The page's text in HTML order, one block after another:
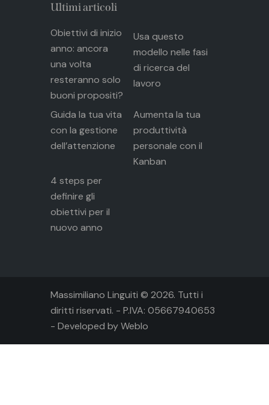
Ultimi articoli
Obiettivi di inizio
anno: ancora
una volta
resteranno solo
buoni propositi?
Usa questo
modello nelle fasi
di ricerca del
lavoro
Guida la tua vita
con la gestione
dell’attenzione
Aumenta la tua
produttività
personale con il
Kanban
4 steps per
definire gli
obiettivi per il
nuovo anno
Massimiliano Linguiti © 2026. Tutti i
diritti riservati. - P.IVA: 05667940653
- Developed byWeblo